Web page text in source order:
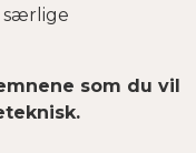
særlige
som du vil